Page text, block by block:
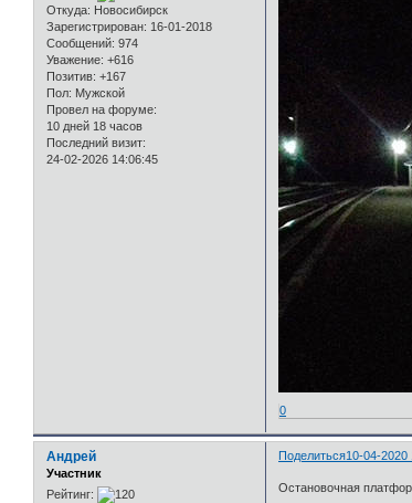
Откуда: Новосибирск
Зарегистрирован: 16-01-2018
Сообщений: 974
Уважение: +616
Позитив: +167
Пол: Мужской
Провел на форуме:
10 дней 18 часов
Последний визит:
24-02-2026 14:06:45
0
Поделиться10-04-2020
Андрей
Участник
Рейтинг:
Остановочная